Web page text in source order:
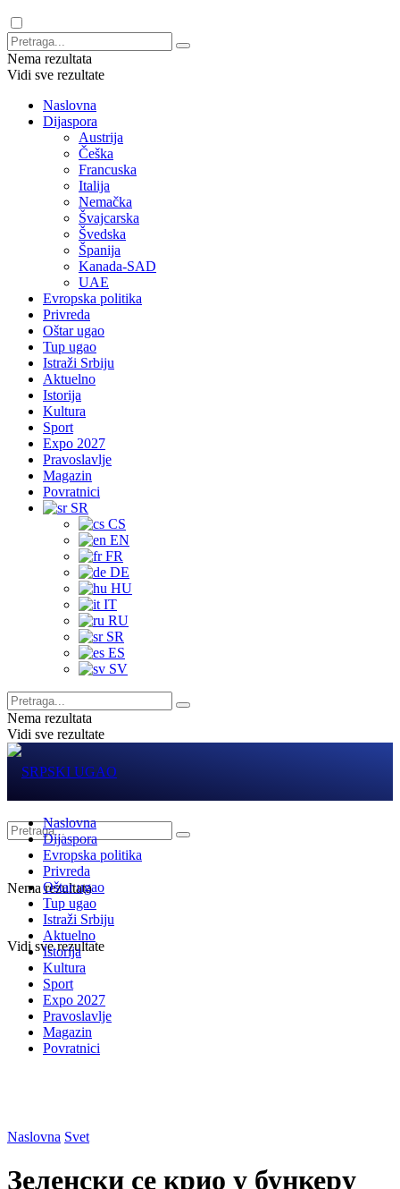
Nema rezultata
Vidi sve rezultate
Naslovna
Dijaspora
Austrija
Češka
Francuska
Italija
Nemačka
Švajcarska
Švedska
Španija
Kanada-SAD
UAE
Evropska politika
Privreda
Oštar ugao
Tup ugao
Istraži Srbiju
Aktuelno
Istorija
Kultura
Sport
Expo 2027
Pravoslavlje
Magazin
Povratnici
SR
CS
EN
FR
DE
HU
IT
RU
SR
ES
SV
Nema rezultata
Vidi sve rezultate
Nema rezultata
Vidi sve rezultate
Naslovna
Dijaspora
Evropska politika
Privreda
Oštar ugao
Tup ugao
Istraži Srbiju
Aktuelno
Istorija
Kultura
Sport
Expo 2027
Pravoslavlje
Magazin
Povratnici
Naslovna Svet
Зеленски се крио у бункеру